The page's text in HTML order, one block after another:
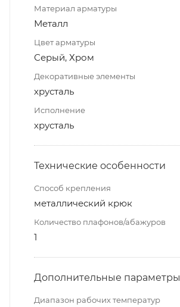
Материал арматуры
Металл
Цвет арматуры
Серый, Хром
Декоративные элементы
хрусталь
Исполнение
хрусталь
Технические особенности
Способ крепления
металлический крюк
Количество плафонов/абажуров
1
Дополнительные параметры
Диапазон рабочих температур